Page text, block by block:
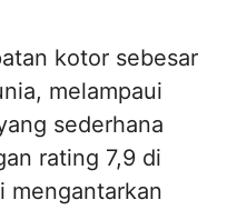
kotor sebesar
melampaui
sederhana
rating 7,9 di
mengantarkan